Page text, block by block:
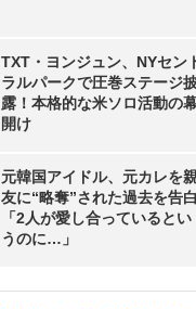
TXT・ヨンジュン、NYセン
ラルパークで圧巻ステージ
露！本格的な米ソロ活動の
開け
元韓国アイドル、元カレを
友に“略奪”された過去を告白
「2人が愛し合っているとい
うのに…」